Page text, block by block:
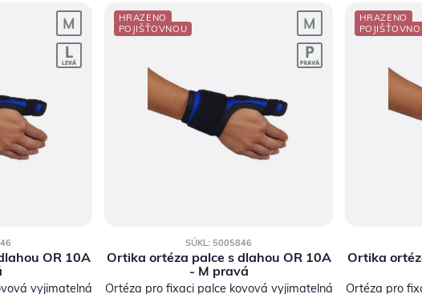
OR 10A
vyjimatelná
HRAZENO
POJIŠŤOVNOU
SÚKL: 5005846
Ortika ortéza palce s dlahou OR 10A
- M pravá
Ortéza pro fixaci palce kovová vyjimatelná
HRAZENO
Ortika
Ortéza pro